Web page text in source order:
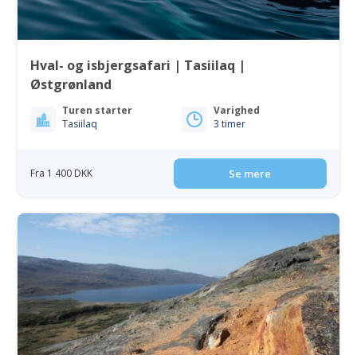
Hval- og isbjergsafari | Tasiilaq |
Østgrønland
Turen starter
Tasiilaq
Varighed
3 timer
Fra 1 400 DKK Se mere